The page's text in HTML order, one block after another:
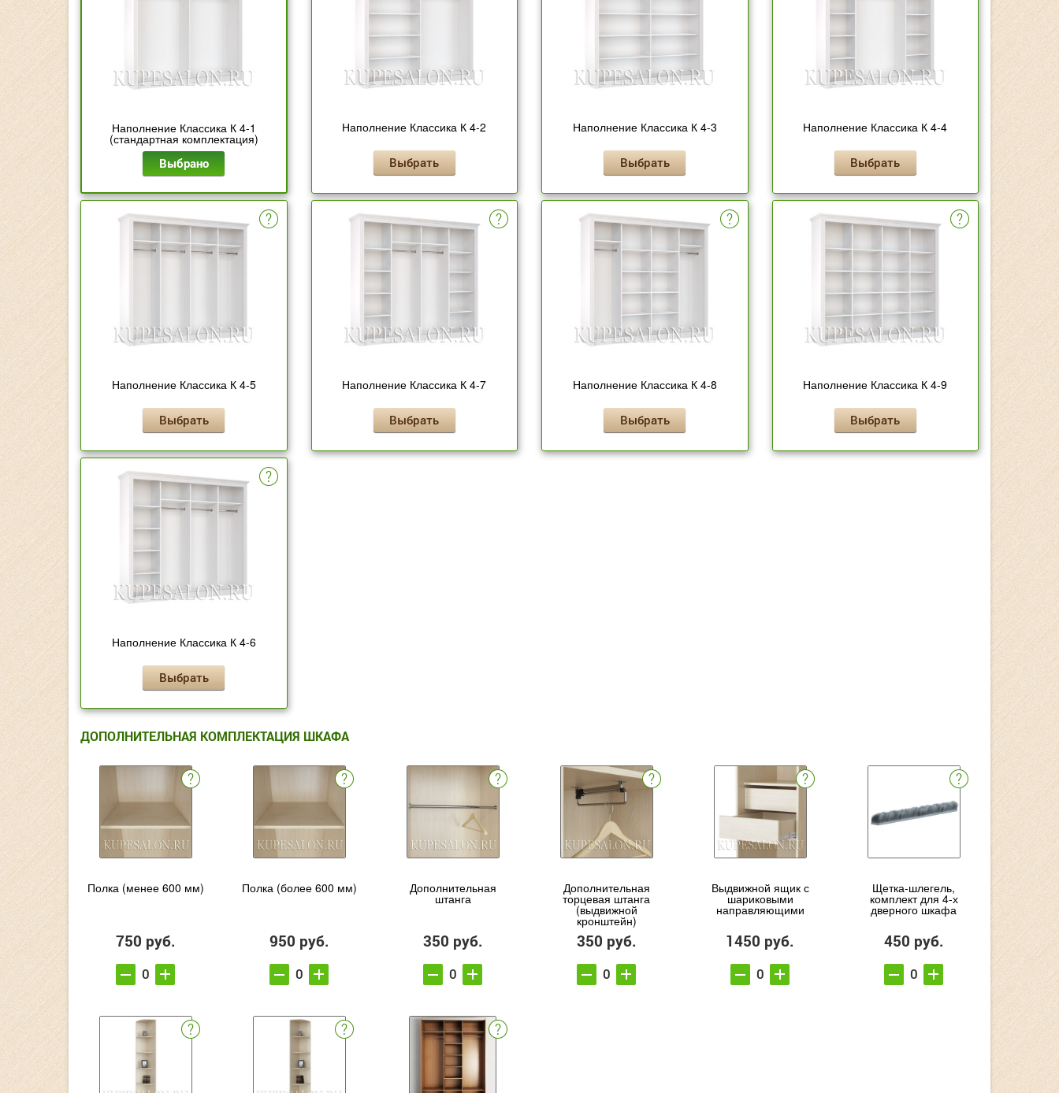
Наполнение Классика К 4-1
(стандартная комплектация)
Выбрано
Наполнение Классика К 4-2
Выбрать
Наполнение Классика К 4-3
Выбрать
Наполнение Классика К 4-4
Выбрать
Наполнение Классика К 4-5
Выбрать
Наполнение Классика К 4-7
Выбрать
Наполнение Классика К 4-8
Выбрать
Наполнение Классика К 4-9
Выбрать
Наполнение Классика К 4-6
Выбрать
ДОПОЛНИТЕЛЬНАЯ КОМПЛЕКТАЦИЯ ШКАФА
Полка (менее 600 мм)
750 руб.
Полка (более 600 мм)
950 руб.
Дополнительная
штанга
350 руб.
Дополнительная
торцевая штанга
(выдвижной
кронштейн)
350 руб.
Выдвижной ящик с
шариковыми
направляющими
1450 руб.
Щетка-шлегель,
комплект для 4-х
дверного шкафа
450 руб.